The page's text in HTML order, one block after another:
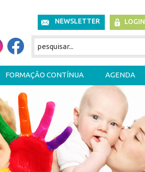
NEWSLETTER LOGIN
FORMAÇÃO CONTÍNUA AGENDA